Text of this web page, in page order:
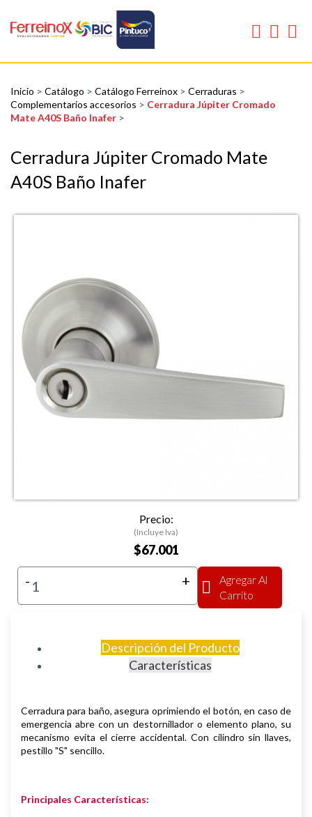
Inicio > Catálogo > Catálogo Ferreinox > Cerraduras >
Complementarios accesorios > Cerradura Júpiter Cromado
Mate A40S Baño Inafer >
Cerradura Júpiter Cromado Mate
A40S Baño Inafer
Precio:
(Incluye Iva)
$67.001
- +
Agregar Al
Carrito
Descripción del Producto
Características
Cerradura para baño, asegura oprimiendo el botón, en caso de
emergencia abre con un destornillador o elemento plano, su
mecanismo evita el cierre accidental. Con cilindro sin llaves,
pestillo "S" sencillo.
Principales Características: